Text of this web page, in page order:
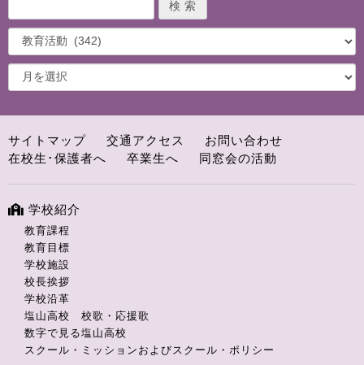
サイトマップ 交通アクセス
お問い合わせ
在校生･保護者へ
卒業生へ 同窓会の活動
学校紹介
教育課程
教育目標
学校施設
校長挨拶
学校沿革
塩山高校 校歌・応援歌
数字で見る塩山高校
スクール・ミッションおよびスクール・ポリシー